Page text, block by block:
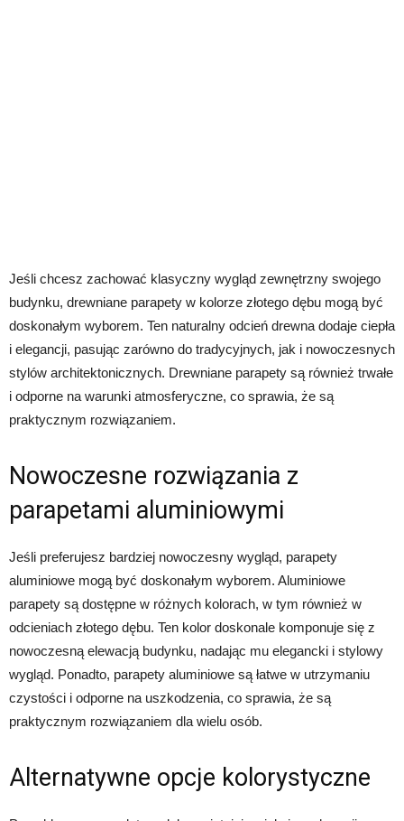
Jeśli chcesz zachować klasyczny wygląd zewnętrzny swojego
budynku, drewniane parapety w kolorze złotego dębu mogą być
doskonałym wyborem. Ten naturalny odcień drewna dodaje ciepła
i elegancji, pasując zarówno do tradycyjnych, jak i nowoczesnych
stylów architektonicznych. Drewniane parapety są również trwałe
i odporne na warunki atmosferyczne, co sprawia, że są
praktycznym rozwiązaniem.
Nowoczesne rozwiązania z
parapetami aluminiowymi
Jeśli preferujesz bardziej nowoczesny wygląd, parapety
aluminiowe mogą być doskonałym wyborem. Aluminiowe
parapety są dostępne w różnych kolorach, w tym również w
odcieniach złotego dębu. Ten kolor doskonale komponuje się z
nowoczesną elewacją budynku, nadając mu elegancki i stylowy
wygląd. Ponadto, parapety aluminiowe są łatwe w utrzymaniu
czystości i odporne na uszkodzenia, co sprawia, że są
praktycznym rozwiązaniem dla wielu osób.
Alternatywne opcje kolorystyczne